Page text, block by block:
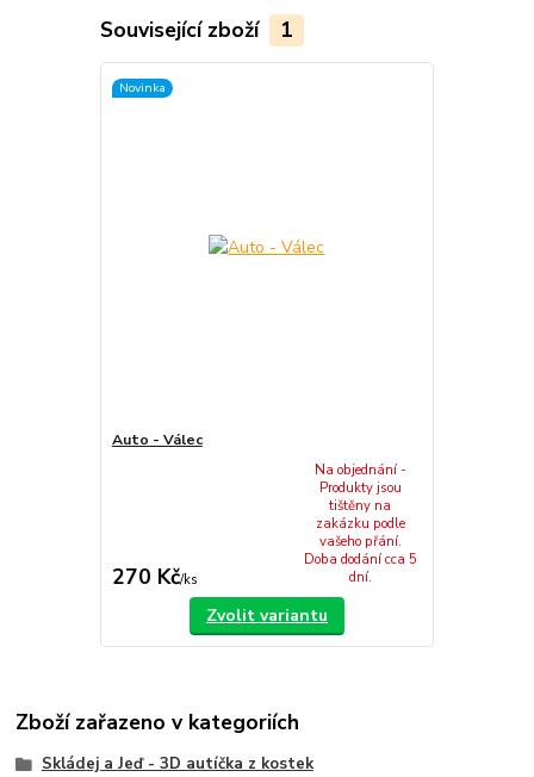
Související zboží 1
Novinka
Auto - Válec
270 Kč/ks
Na objednání -
Produkty jsou
tištěny na
zakázku podle
vašeho přání.
Doba dodání cca 5
dní.
Zvolit variantu
Zboží zařazeno v kategoriích
Skládej a Jeď - 3D autíčka z kostek